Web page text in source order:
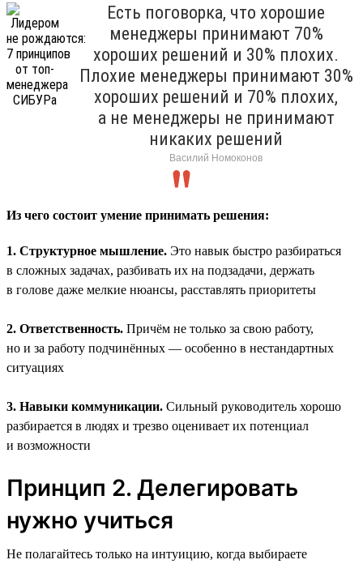
Есть поговорка, что хорошие
менеджеры принимают 70%
хороших решений и 30% плохих.
Плохие менеджеры принимают 30%
хороших решений и 70% плохих,
а не менеджеры не принимают
никаких решений
Василий Номоконов
Из чего состоит умение принимать решения:
1. Структурное мышление. Это навык быстро разбираться
в сложных задачах, разбивать их на подзадачи, держать
в голове даже мелкие нюансы, расставлять приоритеты
2. Ответственность. Причём не только за свою работу,
но и за работу подчинённых — особенно в нестандартных
ситуациях
3. Навыки коммуникации. Сильный руководитель хорошо
разбирается в людях и трезво оценивает их потенциал
и возможности
Принцип 2. Делегировать
нужно учиться
Не полагайтесь только на интуицию, когда выбираете